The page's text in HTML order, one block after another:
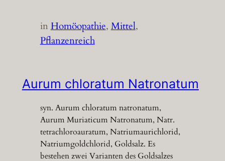
inHomöopathie, Mittel
Pflanzenreich
Aurum chloratum Natronatum
syn. Aurum chloratum natronatum,
Aurum Muriaticum Natronatum, Natr.
tetrachloroauratum, Natriumaurichlorid,
Natriumgoldchlorid, Goldsalz. Es
bestehen zwei Varianten des Goldsalzes